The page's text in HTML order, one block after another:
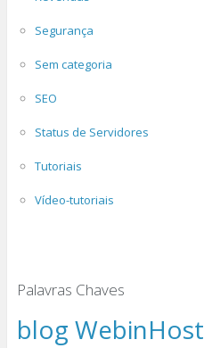
Segurança
Sem categoria
SEO
Status de Servidores
Tutoriais
Vídeo-tutoriais
Palavras Chaves
blog WebinHost